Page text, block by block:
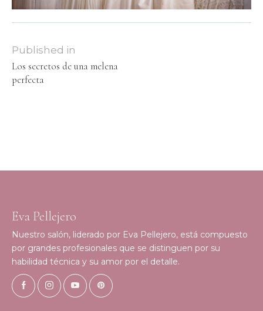
Published in
Los secretos de una melena
perfecta
Eva Pellejero
Nuestro salón, liderado por Eva Pellejero, está compuesto
por grandes profesionales que se distinguen por su
habilidad técnica y su amor por el detalle.